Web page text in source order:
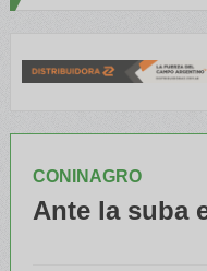
CONINAGRO
Ante la suba